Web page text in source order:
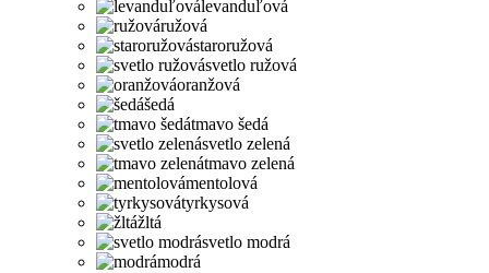
levanduľová
ružová
staroružová
svetlo ružová
oranžová
šedá
tmavo šedá
svetlo zelená
tmavo zelená
mentolová
tyrkysová
žltá
svetlo modrá
modrá